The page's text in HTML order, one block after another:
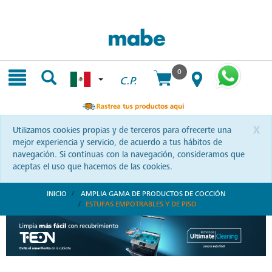
C.P.
0
x
Utilizamos cookies propias y de terceros para ofrecerte una
mejor experiencia y servicio, de acuerdo a tus hábitos de
navegación. Si continuas con la navegación, consideramos que
aceptas el uso que hacemos de las cookies.
INICIO
AMPLIA GAMA DE PRODUCTOS DE COCCIÓN
ESTUFAS EMPOTRABLES Y DE PISO